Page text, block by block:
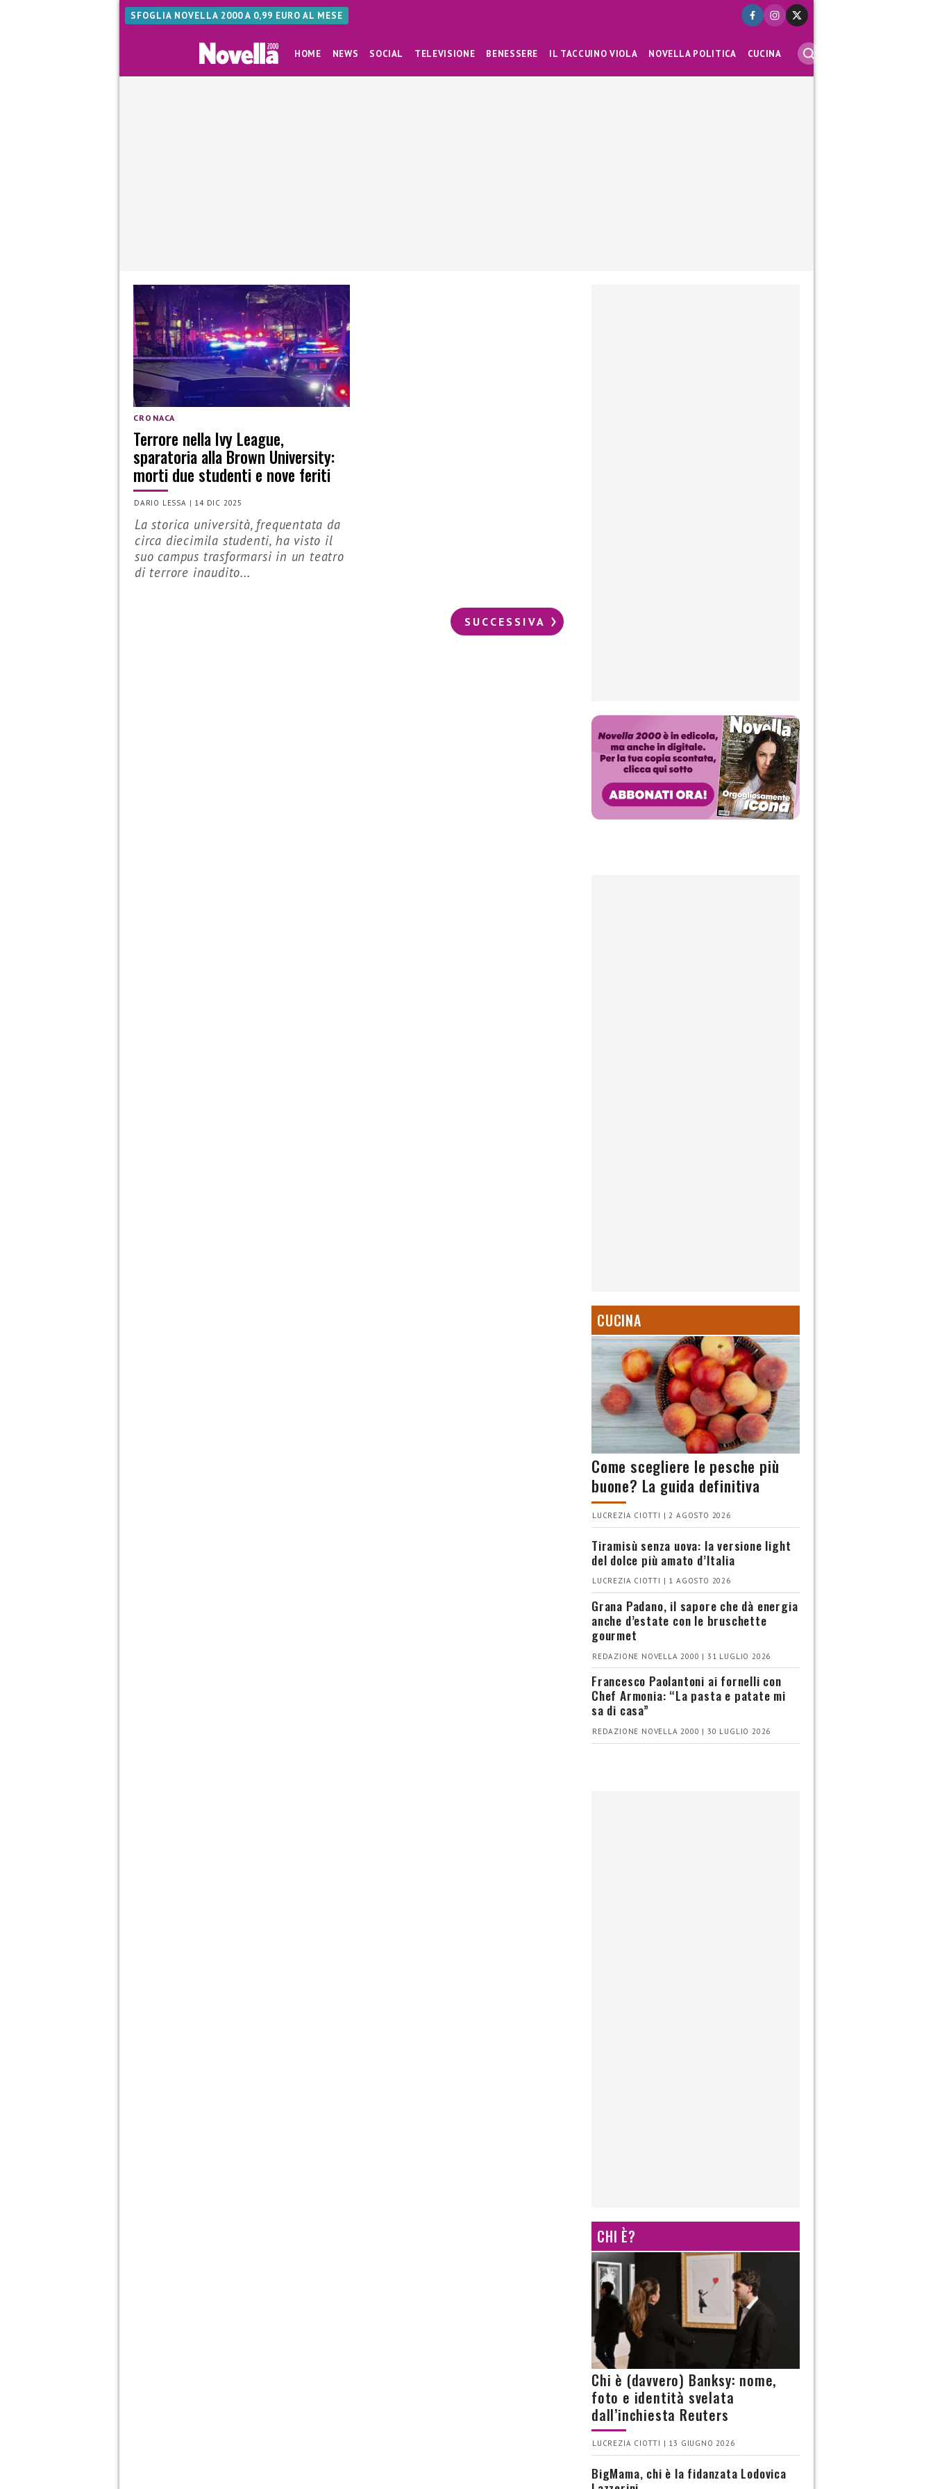
SFOGLIA NOVELLA 2000 A 0,99 EURO AL MESE
HOME NEWS SOCIAL TELEVISIONE BENESSERE IL TACCUINO VIOLA NOVELLA POLITICA CUCINA
CRONACA
Terrore nella Ivy League,
sparatoria alla Brown University:
morti due studenti e nove feriti
DARIO LESSA | 14 DIC 2025
La storica università, frequentata da
circa diecimila studenti, ha visto il
suo campus trasformarsi in un teatro
di terrore inaudito...
SUCCESSIVA
CUCINA
Come scegliere le pesche più
buone? La guida definitiva
LUCREZIA CIOTTI | 2 AGOSTO 2026
Tiramisù senza uova: la versione light
del dolce più amato d’Italia
LUCREZIA CIOTTI | 1 AGOSTO 2026
Grana Padano, il sapore che dà energia
anche d’estate con le bruschette
gourmet
REDAZIONE NOVELLA 2000 | 31 LUGLIO 2026
Francesco Paolantoni ai fornelli con
Chef Armonia: “La pasta e patate mi
sa di casa”
REDAZIONE NOVELLA 2000 | 30 LUGLIO 2026
CHI È?
Chi è (davvero) Banksy: nome,
foto e identità svelata
dall’inchiesta Reuters
LUCREZIA CIOTTI | 13 GIUGNO 2026
BigMama, chi è la fidanzata Lodovica